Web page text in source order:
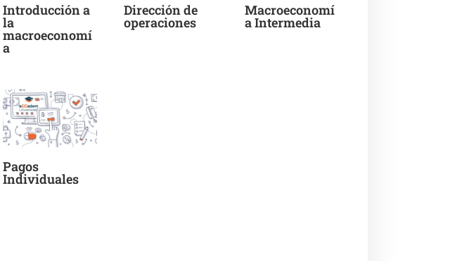
Introducción a
la
macroeconomí
a
Dirección de
operaciones
Macroeconomí
a Intermedia
Pagos
Individuales